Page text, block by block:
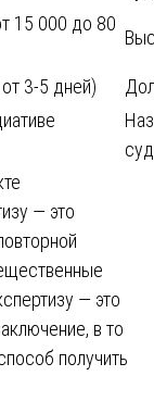
15 000 до 80
3-5 дней)
— это
— это
в то
получить